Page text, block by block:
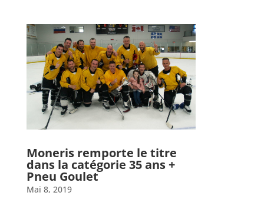
Moneris remporte le titre
dans la catégorie 35 ans +
Pneu Goulet
Mai 8, 2019